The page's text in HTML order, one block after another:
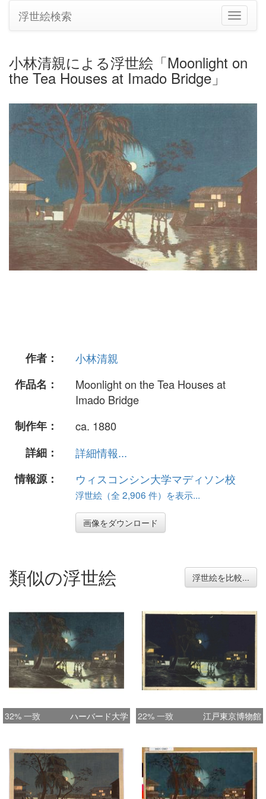
ナ
ビ
シ
浮世絵検索
小林清親による浮世絵「Moonlight on
the Tea Houses at Imado Bridge」
作者：
小林清親
作品名：
Moonlight on the Tea Houses at
Imado Bridge
制作年：
ca. 1880
詳細：
詳細情報...
情報源：
ウィスコンシン大学マディソン校
浮世絵（全 2,906 件）を表示...
画像をダウンロード
類似の浮世絵 浮世絵を比較...
32% 一致 ハーバード大学 22% 一致 江戸東京博物館